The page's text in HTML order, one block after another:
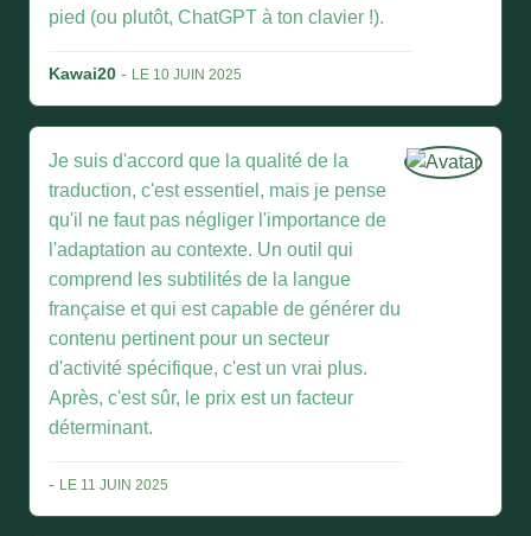
pied (ou plutôt, ChatGPT à ton clavier !).
Kawai20 - LE 10 JUIN 2025
Je suis d'accord que la qualité de la
traduction, c'est essentiel, mais je pense
qu'il ne faut pas négliger l'importance de
l'adaptation au contexte. Un outil qui
comprend les subtilités de la langue
française et qui est capable de générer du
contenu pertinent pour un secteur
d'activité spécifique, c'est un vrai plus.
Après, c'est sûr, le prix est un facteur
déterminant.
- LE 11 JUIN 2025